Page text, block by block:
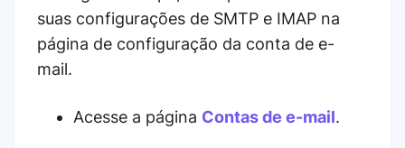
suas configurações de SMTP e IMAP na
página de configuração da conta de e-
mail.
Acesse a página Contas de e-mail.